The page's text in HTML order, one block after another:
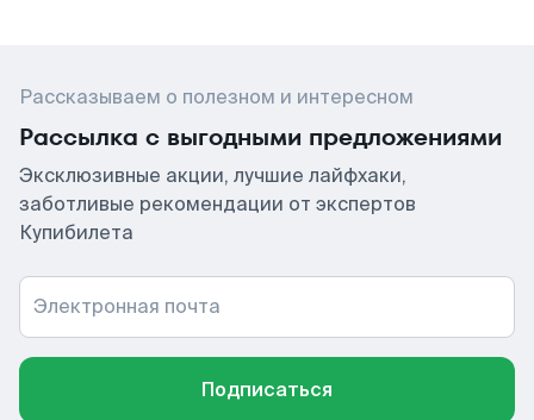
Рассказываем о полезном и интересном
Рассылка с выгодными предложениями
Эксклюзивные акции, лучшие лайфхаки,
заботливые рекомендации от экспертов
Купибилета
Электронная почта
Подписаться